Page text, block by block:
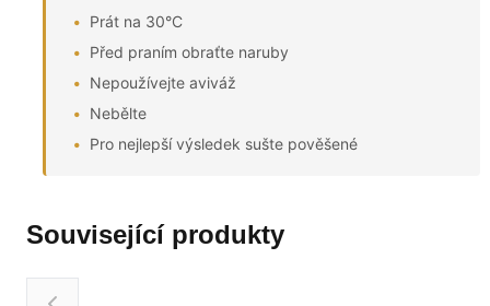
Prát na 30°C
Před praním obraťte naruby
Nepoužívejte aviváž
Nebělte
Pro nejlepší výsledek sušte pověšené
Související produkty